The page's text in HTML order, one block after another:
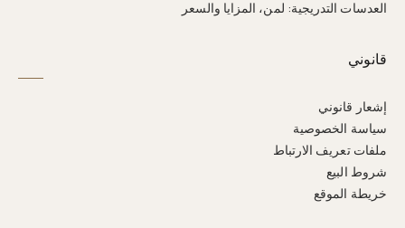
العدسات التدريجية: لمن، المزايا والسعر
قانوني
إشعار قانوني
سياسة الخصوصية
ملفات تعريف الارتباط
شروط البيع
خريطة الموقع